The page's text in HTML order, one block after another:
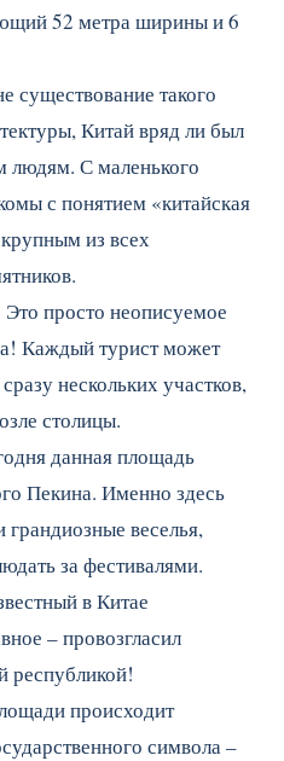
52 метра ширины и 6
существование такого
Китай вряд ли был
людям. С маленького
с понятием «китайская
из всех
просто неописуемое
Каждый турист может
нескольких участков,
столицы.
данная площадь
Пекина. Именно здесь
веселья,
за фестивалями.
в Китае
– провозгласил
республикой!
происходит
символа –